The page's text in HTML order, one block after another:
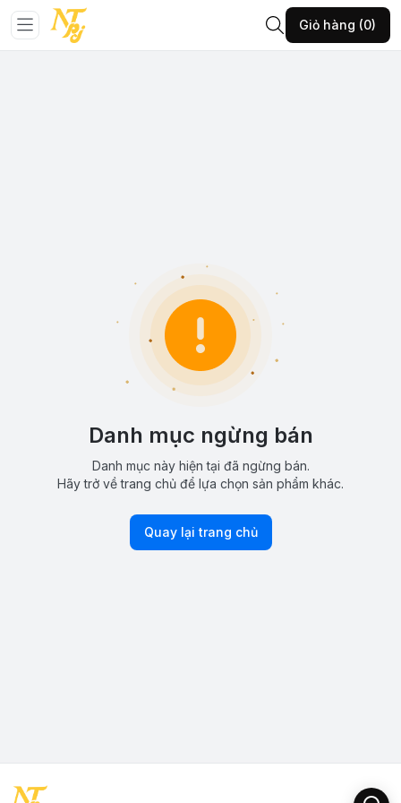
Giỏ hàng (0)
Danh mục ngừng bán
Danh mục này hiện tại đã ngừng bán.
Hãy trở về trang chủ để lựa chọn sản phẩm khác.
Quay lại trang chủ